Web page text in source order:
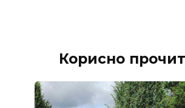
Корисно